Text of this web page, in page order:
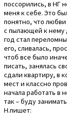
поссорились, в НГ
меня к себе. Это
понятно, что
с пылающей к нему
год стал
его, сливалась,
чтоб все было
писать, занялась
сдали квартиру, в
мест и классно
начала работать в
так – буду
Н.пишет: